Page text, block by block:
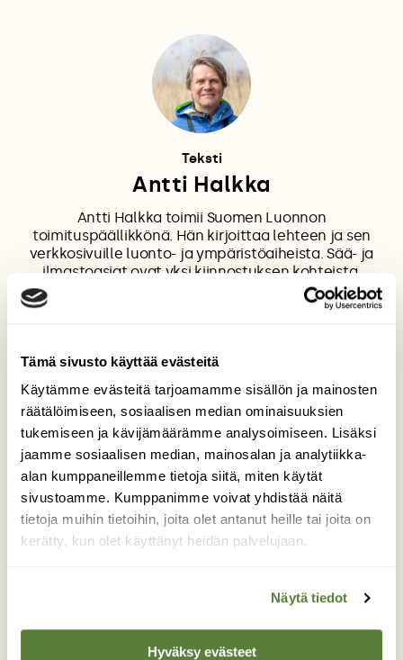
Tämä sivusto käyttää evästeitä
Käytämme evästeitä tarjoamamme sisällön ja mainosten
räätälöimiseen, sosiaalisen median ominaisuuksien
tukemiseen ja kävijämäärämme analysoimiseen. Lisäksi
jaamme sosiaalisen median, mainosalan ja analytiikka-
alan kumppaneillemme tietoja siitä, miten käytät
sivustoamme. Kumppanimme voivat yhdistää näitä
tietoja muihin tietoihin, joita olet antanut heille tai joita on
kerätty, kun olet käyttänyt heidän palvelujaan.
Näytä tiedot
Hyväksy evästeet
Teksti
Antti Halkka
Antti Halkka toimii Suomen Luonnon
toimituspäällikkönä. Hän kirjoittaa lehteen ja sen
verkkosivuille luonto- ja ympäristöaiheista. Sää- ja
ilmastoasiat ovat yksi kiinnostuksen kohteista.
Halkka on koulutukseltaan ekologi (FT).
LÄMPÖENNÄTYS
POHJOISNAPA
Tilaa Suomen Luonto
Tue ajankohtaista ja asiantuntevaa
luonnonystävien joukkoon!